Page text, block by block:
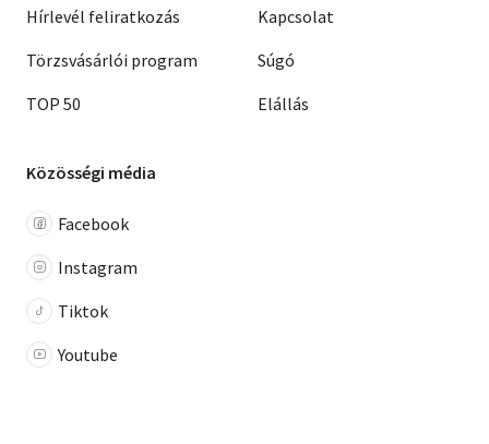
Hírlevél feliratkozás
Törzsvásárlói program
TOP 50
Kapcsolat
Súgó
Elállás
Közösségi média
Facebook
Instagram
Tiktok
Youtube